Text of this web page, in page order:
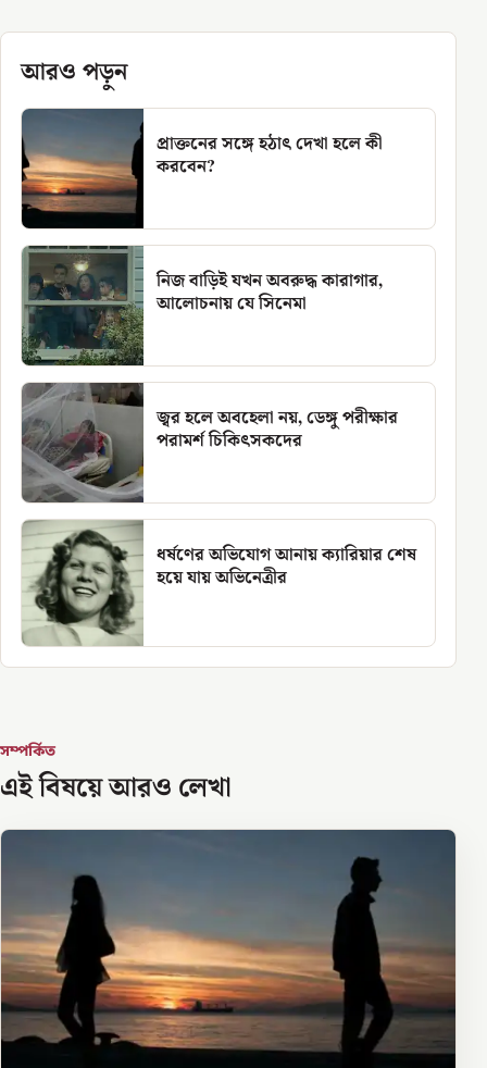
আরও পড়ুন
প্রাক্তনের সঙ্গে হঠাৎ দেখা হলে কী
করবেন?
নিজ বাড়িই যখন অবরুদ্ধ কারাগার,
আলোচনায় যে সিনেমা
জ্বর হলে অবহেলা নয়, ডেঙ্গু পরীক্ষার
পরামর্শ চিকিৎসকদের
ধর্ষণের অভিযোগ আনায় ক্যারিয়ার শেষ
হয়ে যায় অভিনেত্রীর
সম্পর্কিত
এই বিষয়ে আরও লেখা